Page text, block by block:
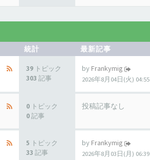
統計 最新記事
39 トピック
303 記事
by Frankymig
2026年8月04日(火) 04:55
0 トピック
0 記事
投稿記事なし
5 トピック
33 記事
by Frankymig
2026年8月03日(月) 06:39